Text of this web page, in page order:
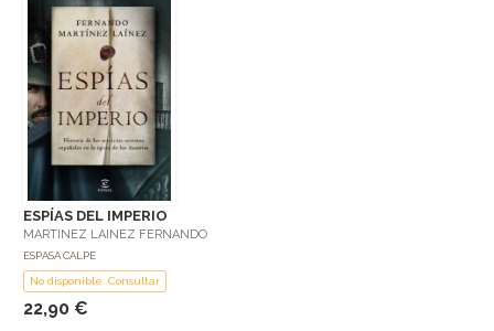
ESPÍAS DEL IMPERIO
MARTINEZ LAINEZ FERNANDO
ESPASA CALPE
No disponible: Consultar
22,90 €